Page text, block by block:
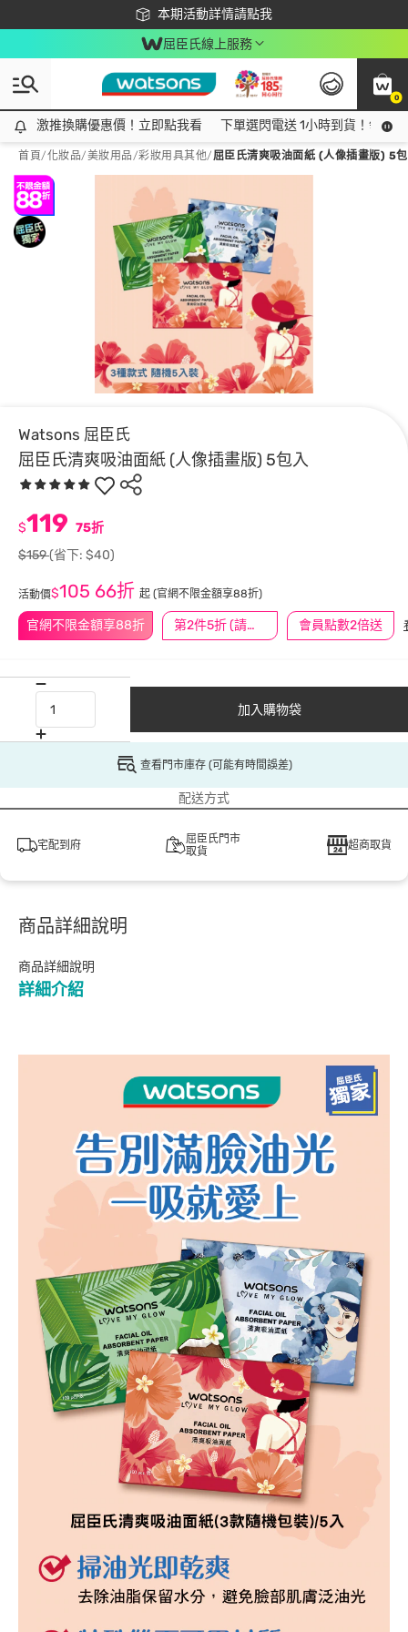
本期活動詳情請點我
下載app最高回饋$350
屈臣氏線上服務
0
激推換購優惠價！立即點我看
激推換購優惠價！立即點我看 下單選閃電送 1小時到貨！領神
首頁/化妝品/美妝用品/彩妝用具其他/屈臣氏清爽吸油面紙 (人像插畫版) 5
Watsons 屈臣氏
屈臣氏清爽吸油面紙 (人像插畫版) 5包入
官網不限金額享88折 第2件5折 (請任選2件商品) 會員點數2倍送
$119 75折
$159(省下: $40)
活動價$105 66折 起 (官網不限金額享88折)
加入購物袋
查看門市庫存 (可能有時間誤差)
配送方式
宅配到府
屈臣氏門市
取貨
超商取貨
商品詳細說明
商品詳細說明
詳細介紹